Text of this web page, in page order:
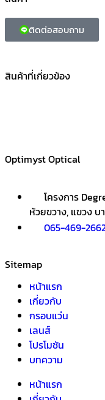
ติดต่อสอบถาม
สินค้าที่เกี่ยวข้อง
Optimyst Optical
โครงการ
ห้วยขวาง, แขวง บ
065-469-
Sitemap
หน้าแรก
เกี่ยวกับ
กรอบแว่น
เลนส์
โปรโมชัน
บทความ
หน้าแรก